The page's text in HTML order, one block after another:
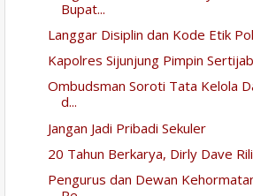
Bupat...
Langgar Disiplin dan Kode Etik
Kapolres Sijunjung Pimpin
Ombudsman Soroti Tata Kelola
d...
Jangan Jadi Pribadi Sekuler
20 Tahun Berkarya, Dirly Dave
Pengurus dan Dewan